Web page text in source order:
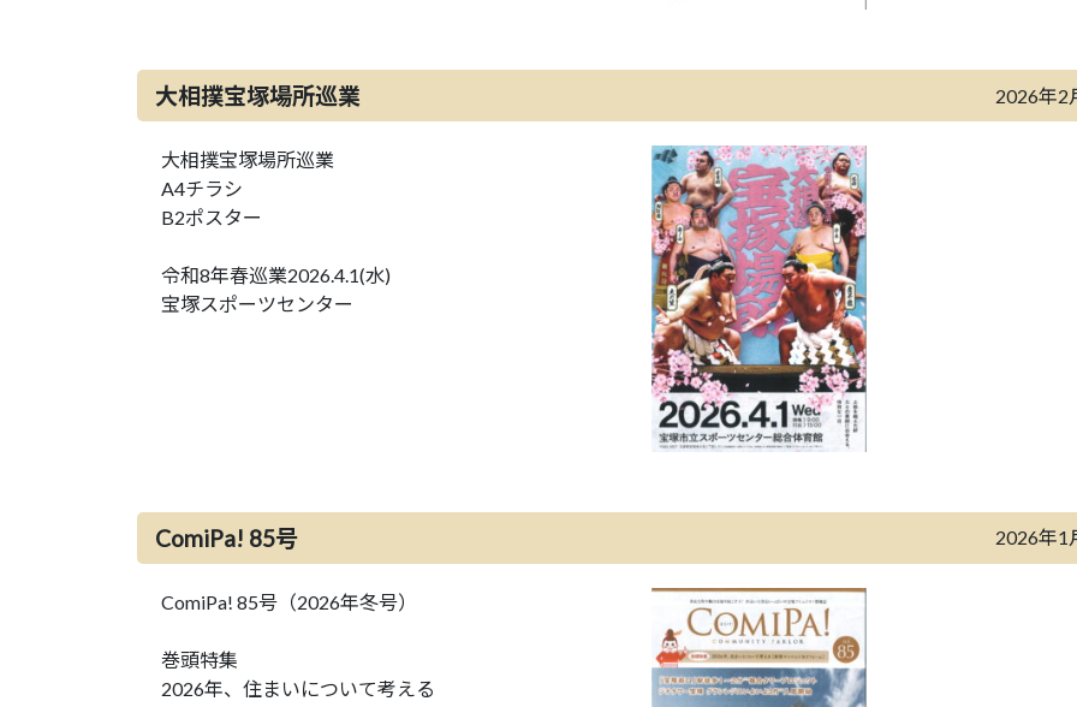
大相撲宝塚場所巡業 2026年2
大相撲宝塚場所巡業
A4チラシ
B2ポスター
令和8年春巡業2026.4.1(水)
宝塚スポーツセンター
ComiPa! 85号 2026年1
ComiPa! 85号（2026年冬号）
巻頭特集
2026年、住まいについて考える